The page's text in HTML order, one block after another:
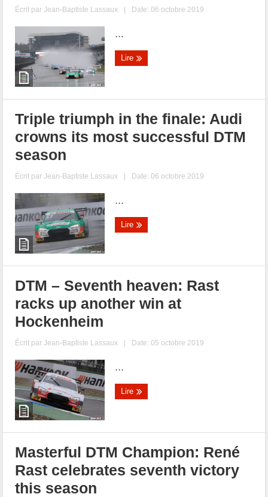
Écrit parJean-Baptiste Lassaux | Date: 06 octobre 2019
...
Lire
Triple triumph in the finale: Audi
crowns its most successful DTM
season
Écrit parJean-Baptiste Lassaux | Date: 06 octobre 2019
...
Lire
DTM – Seventh heaven: Rast
racks up another win at
Hockenheim
Écrit parJean-Baptiste Lassaux | Date: 05 octobre 2019
...
Lire
Masterful DTM Champion: René
Rast celebrates seventh victory
this season